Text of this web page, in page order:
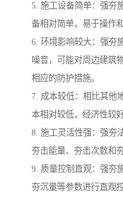
5. 施工设备简单：强夯
备相对简单，易于操作和
6. 环境影响较大：强夯
噪音，可能对周边建筑
相应的防护措施。
7. 成本较低：相比其他
本相对较低，经济性较好
8. 施工灵活性强：强夯
夯击能量、夯击次数和
9. 质量控制直观：强夯
夯沉量等参数进行直观